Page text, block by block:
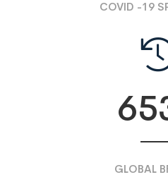
COVID -19
GLOBAL